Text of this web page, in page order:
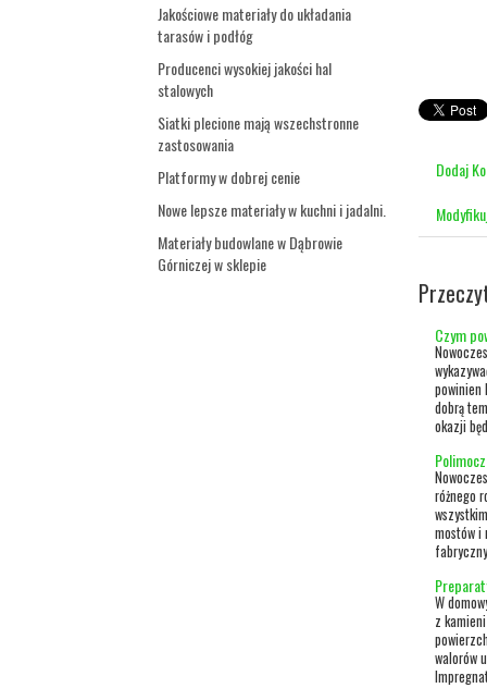
Jakościowe materiały do układania
tarasów i podłóg
Producenci wysokiej jakości hal
stalowych
Siatki plecione mają wszechstronne
zastosowania
Platformy w dobrej cenie
Nowe lepsze materiały w kuchni i jadalni.
Materiały budowlane w Dąbrowie
Górniczej w sklepie
Dodaj
Czym
powinien
dobrą
okazji
różnego
mostów i
W
z
walorów